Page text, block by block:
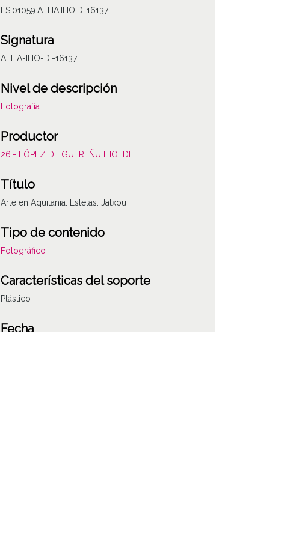
ES.01059.ATHA.IHO.DI.16137
Signatura
ATHA-IHO-DI-16137
Nivel de descripción
Fotografía
Productor
26.- LÓPEZ DE GUEREÑU IHOLDI
Título
Arte en Aquitania. Estelas: Jatxou
Tipo de contenido
Fotográfico
Características del soporte
Plástico
Fecha